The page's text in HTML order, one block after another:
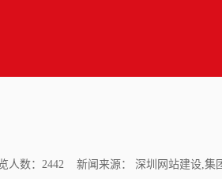
人数：2442 新闻来源： 深圳网站建设,集